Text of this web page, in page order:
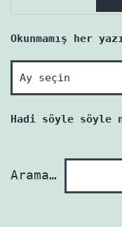
Okunmamış her
Okunmamış
her
yazı
Hadi söyle söyle
Arama…